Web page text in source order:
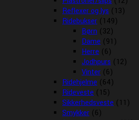
Reflexer og lys (13)
Ridebukser (149)
Børn (32)
Dame (91)
Herre (6)
Jodhpurs (12)
Vinter (6)
Ridehjelme (64)
Rideveste (15)
Sikkerhedsveste (11)
Smykker (6)